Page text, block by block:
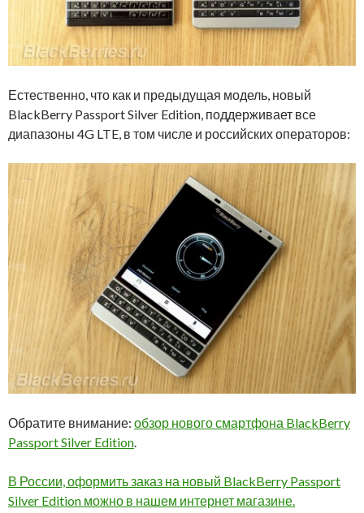
Естественно, что как и предыдущая модель, новый
BlackBerry Passport Silver Edition, поддерживает все
диапазоны 4G LTE, в том числе и российских операторов:
Обратите внимание: обзор нового смартфона BlackBerry
Passport Silver Edition
В России, оформить заказ на новый BlackBerry Passport
Silver Edition можно в нашем интернет магазине.